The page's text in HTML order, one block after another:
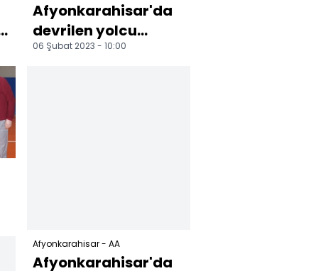
Afyonkarahisar'da
devrilen yolcu
otobüsünde
06 Şubat 2023 - 10:00
Afyonkarahisar - AA
Afyonkarahisar'da